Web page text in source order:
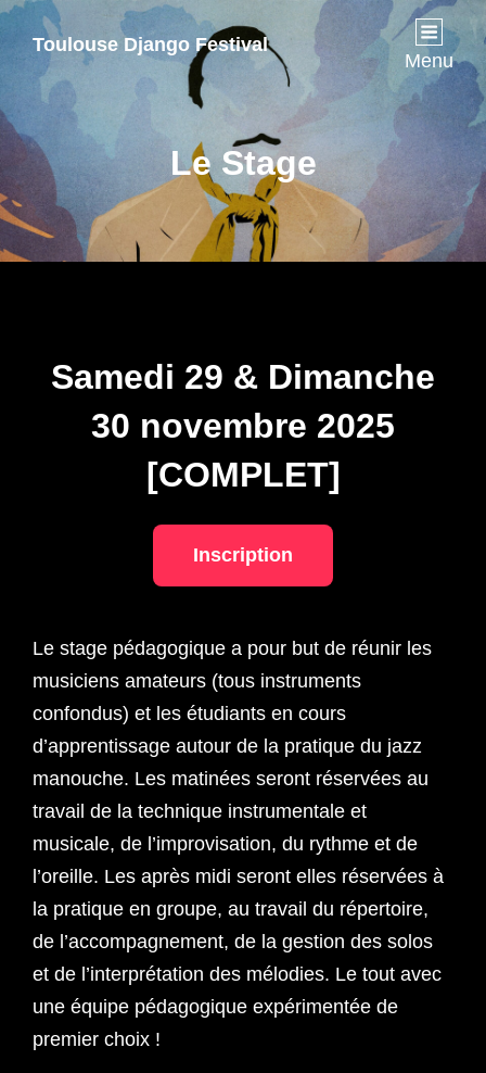
Toulouse Django Festival
Menu
Le Stage
Samedi 29 & Dimanche
30 novembre 2025
[COMPLET]
Inscription
Le stage pédagogique a pour but de réunir les
musiciens amateurs (tous instruments
confondus) et les étudiants en cours
d’apprentissage autour de la pratique du jazz
manouche. Les matinées seront réservées au
travail de la technique instrumentale et
musicale, de l’improvisation, du rythme et de
l’oreille. Les après midi seront elles réservées à
la pratique en groupe, au travail du répertoire,
de l’accompagnement, de la gestion des solos
et de l’interprétation des mélodies. Le tout avec
une équipe pédagogique expérimentée de
premier choix !